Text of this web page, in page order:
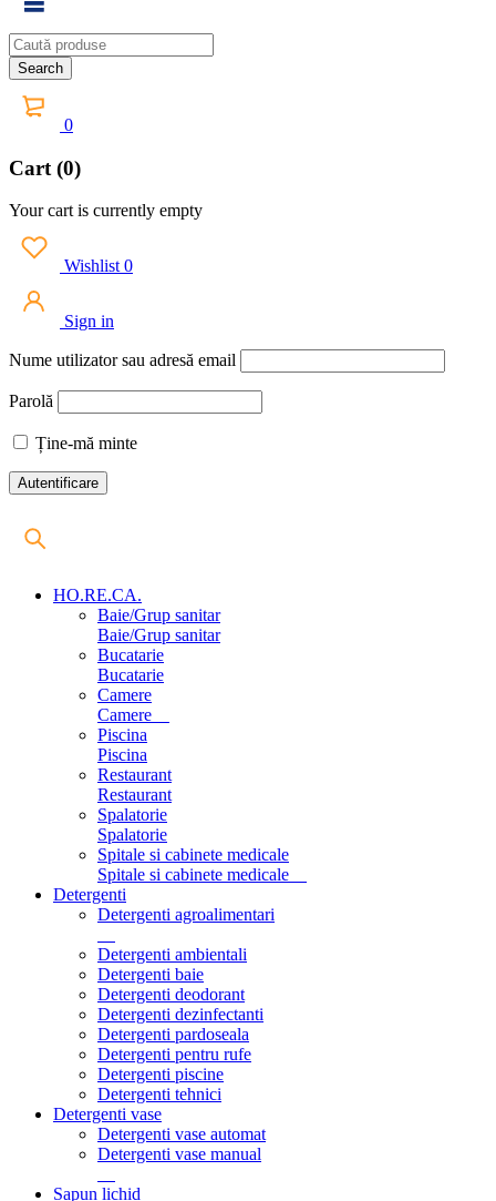
0
Cart (0)
Your cart is currently empty
Wishlist 0
Sign in
Nume utilizator sau adresă email
Parolă
Ține-mă minte
HO.RE.CA.
Baie/Grup sanitar
Baie/Grup sanitar
Bucatarie
Bucatarie
Camere
Camere
Piscina
Piscina
Restaurant
Restaurant
Spalatorie
Spalatorie
Spitale si cabinete medicale
Spitale si cabinete medicale
Detergenti
Detergenti agroalimentari
Detergenti ambientali
Detergenti baie
Detergenti deodorant
Detergenti dezinfectanti
Detergenti pardoseala
Detergenti pentru rufe
Detergenti piscine
Detergenti tehnici
Detergenti vase
Detergenti vase automat
Detergenti vase manual
Sapun lichid